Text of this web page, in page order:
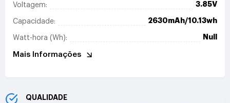
Voltagem: 3.85V
Capacidade: 2630mAh/10.13wh
Watt-hora (Wh): Null
Mais Informações
QUALIDADE